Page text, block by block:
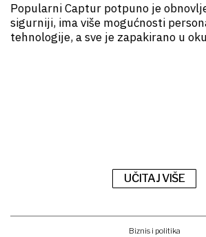
Popularni Captur potpuno je
sigurniji, ima više mogućnosti
tehnologije, a sve je zapakirano u
UČITAJ VIŠE
Biznis i politika